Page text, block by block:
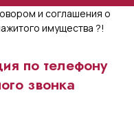
по телефону
звонка